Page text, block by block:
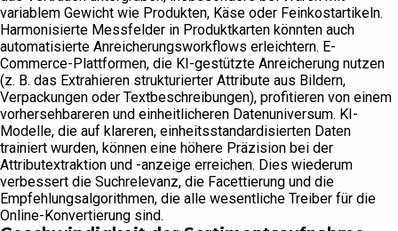
variablem Gewicht wie Produkten, Käse oder Feinkostartikeln.
Harmonisierte Messfelder in Produktkarten könnten auch
automatisierte Anreicherungsworkflows erleichtern. E-
Commerce-Plattformen, die KI-gestützte Anreicherung nutzen
(z. B. das Extrahieren strukturierter Attribute aus Bildern,
Verpackungen oder Textbeschreibungen), profitieren von einem
vorhersehbareren und einheitlicheren Datenuniversum. KI-
Modelle, die auf klareren, einheitsstandardisierten Daten
trainiert wurden, können eine höhere Präzision bei der
Attributextraktion und -anzeige erreichen. Dies wiederum
verbessert die Suchrelevanz, die Facettierung und die
Empfehlungsalgorithmen, die alle wesentliche Treiber für die
Online-Konvertierung sind.